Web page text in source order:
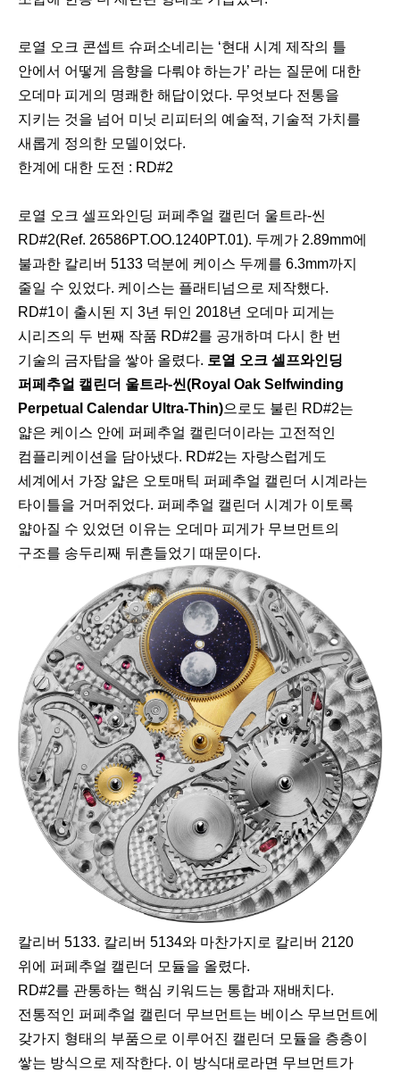
로열 오크 콘셉트 슈퍼소네리는 ‘현대 시계 제작의 틀
안에서 어떻게 음향을 다뤄야 하는가’ 라는 질문에 대한
오데마 피게의 명쾌한 해답이었다. 무엇보다 전통을
지키는 것을 넘어 미닛 리피터의 예술적, 기술적 가치를
새롭게 정의한 모델이었다.
한계에 대한 도전 : RD#2
로열 오크 셀프와인딩 퍼페추얼 캘린더 울트라-씬
RD#2(Ref. 26586PT.OO.1240PT.01). 두께가 2.89mm에
불과한 칼리버 5133 덕분에 케이스 두께를 6.3mm까지
줄일 수 있었다. 케이스는 플래티넘으로 제작했다.
RD#1이 출시된 지 3년 뒤인 2018년 오데마 피게는
시리즈의 두 번째 작품 RD#2를 공개하며 다시 한 번
기술의 금자탑을 쌓아 올렸다. 로열 오크 셀프와인딩
퍼페추얼 캘린더 울트라-씬(Royal Oak Selfwinding
Perpetual Calendar Ultra-Thin)으로도 불린 RD#2는
얇은 케이스 안에 퍼페추얼 캘린더이라는 고전적인
컴플리케이션을 담아냈다. RD#2는 자랑스럽게도
세계에서 가장 얇은 오토매틱 퍼페추얼 캘린더 시계라는
타이틀을 거머쥐었다. 퍼페추얼 캘린더 시계가 이토록
얇아질 수 있었던 이유는 오데마 피게가 무브먼트의
구조를 송두리째 뒤흔들었기 때문이다.
칼리버 5133. 칼리버 5134와 마찬가지로 칼리버 2120
위에 퍼페추얼 캘린더 모듈을 올렸다.
RD#2를 관통하는 핵심 키워드는 통합과 재배치다.
전통적인 퍼페추얼 캘린더 무브먼트는 베이스 무브먼트에
갖가지 형태의 부품으로 이루어진 캘린더 모듈을 층층이
쌓는 방식으로 제작한다. 이 방식대로라면 무브먼트가